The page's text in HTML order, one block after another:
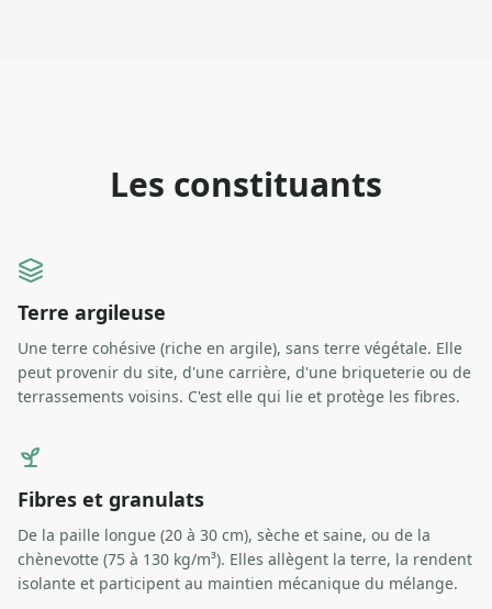
Les constituants
Terre argileuse
Une terre cohésive (riche en argile), sans terre végétale. Elle
peut provenir du site, d'une carrière, d'une briqueterie ou de
terrassements voisins. C'est elle qui lie et protège les fibres.
Fibres et granulats
De la paille longue (20 à 30 cm), sèche et saine, ou de la
chènevotte (75 à 130 kg/m³). Elles allègent la terre, la rendent
isolante et participent au maintien mécanique du mélange.